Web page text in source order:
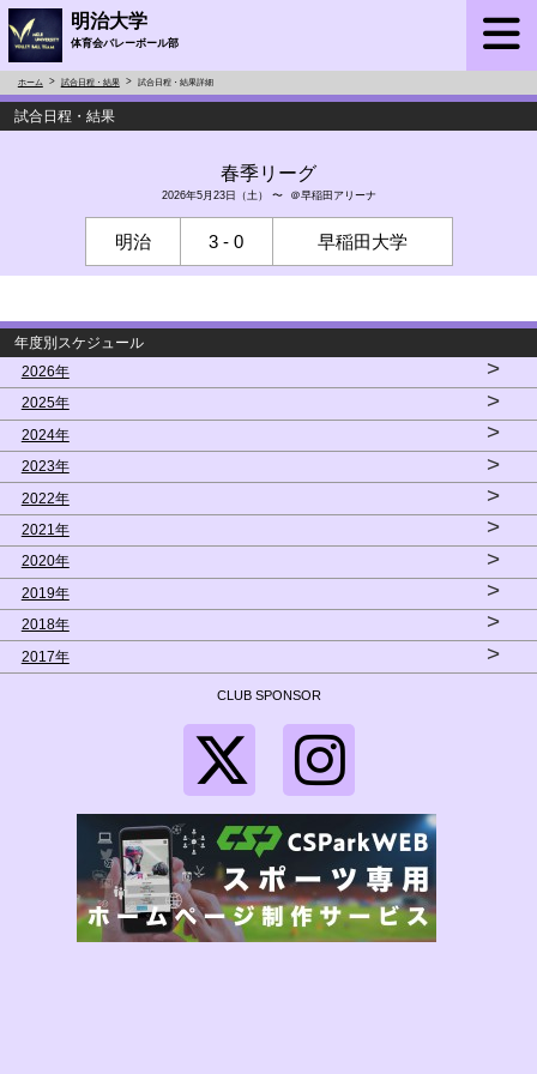
明治大学
体育会バレーボール部
ホーム 試合日程・結果 試合日程・結果詳細
試合日程・結果
春季リーグ
2026年5月23日（土） 〜 ＠早稲田アリーナ
明治 3 - 0 早稲田大学
年度別スケジュール
2026年
>
2025年 >
2024年 >
2023年 >
2022年 >
2021年 >
2020年 >
2019年 >
2018年 >
2017年 >
CLUB SPONSOR